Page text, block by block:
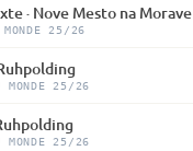
· Nove Mesto na Morave
MONDE 25/26
MONDE 25/26
MONDE 25/26